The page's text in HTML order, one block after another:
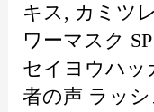
キス, カミツ
ワーマスク
セイヨウハッ
者の声 ラッ